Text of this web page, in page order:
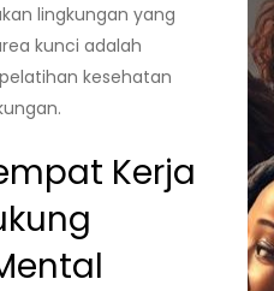
lingkungan yang
kunci adalah
kesehatan
Kerja